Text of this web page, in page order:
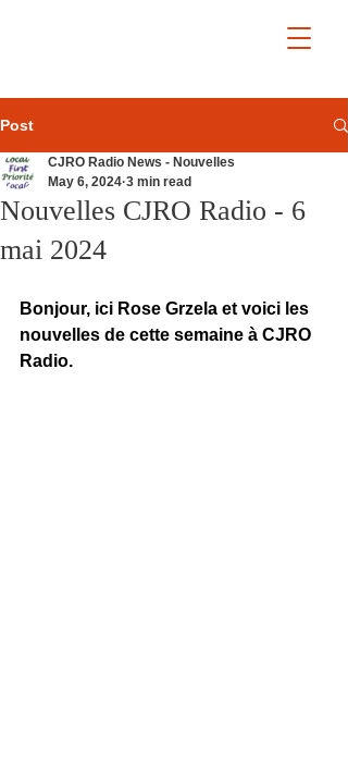
Post
Nouvelles CJRO Radio - 6
mai 2024
CJRO Radio News - Nouvelles
May 6, 2024 3 min read
Bonjour, ici Rose Grzela et voici les
nouvelles de cette semaine à CJRO
Radio.